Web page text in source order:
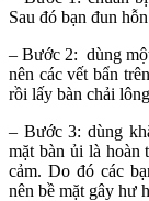
Sau đó bạn đun
– Bước 2: dùng
nên các vết bẩn
rồi lấy bàn chải
– Bước 3: dùng
mặt bàn ủi là hoàn
cảm. Do đó các
nên bề mặt gây hư